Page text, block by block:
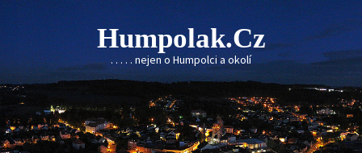
Skip
to
content
Humpolak.cz
. . . . . nejen o Humpolci a okolí